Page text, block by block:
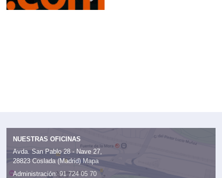
NUESTRAS OFICINAS
Avda. San Pablo 28 - Nave 27,
28823 Coslada (Madrid) Mapa
Administración: 91 724 05 70